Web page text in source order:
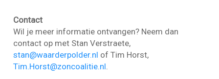
Contact
Wil je meer informatie ontvangen? Neem dan
contact op met Stan Verstraete,
stan@waarderpolder.nl of Tim Horst,
Tim.Horst@zoncoalitie.nl